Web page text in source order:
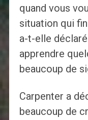
quand vous
situation qui
a-t-elle
apprendre
beaucoup de
Carpenter a
beaucoup de